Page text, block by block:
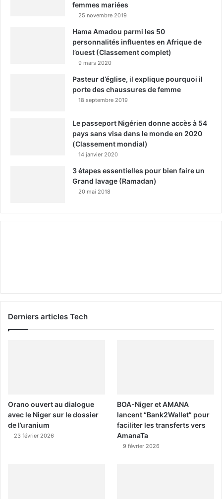
femmes mariées
25 novembre 2019
Hama Amadou parmi les 50
personnalités influentes en Afrique de
l’ouest (Classement complet)
9 mars 2020
Pasteur d’église, il explique pourquoi il
porte des chaussures de femme
18 septembre 2019
Le passeport Nigérien donne accès à 54
pays sans visa dans le monde en 2020
(Classement mondial)
14 janvier 2020
3 étapes essentielles pour bien faire un
Grand lavage (Ramadan)
20 mai 2018
Derniers articles Tech
Orano ouvert au dialogue
avec le Niger sur le dossier
de l’uranium
23 février 2026
BOA-Niger et AMANA
lancent “Bank2Wallet” pour
faciliter les transferts vers
AmanaTa
9 février 2026